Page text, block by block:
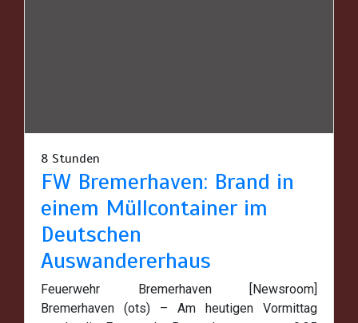
8 Stunden
FW Bremerhaven: Brand in
einem Müllcontainer im
Deutschen
Auswandererhaus
Feuerwehr Bremerhaven [Newsroom]
Bremerhaven (ots) – Am heutigen Vormittag